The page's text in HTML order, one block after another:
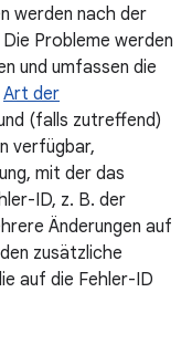
werden nach der
Probleme werden
und umfassen die
Art der
(falls zutreffend)
verfügbar,
mit der das
ID, z. B. der
Änderungen auf
zusätzliche
auf die Fehler-ID